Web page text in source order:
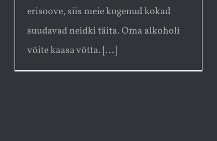
erisoove, siis meie kogenud kokad
suudavad neidki täita. Oma alkoholi
võite kaasa võtta. [...]